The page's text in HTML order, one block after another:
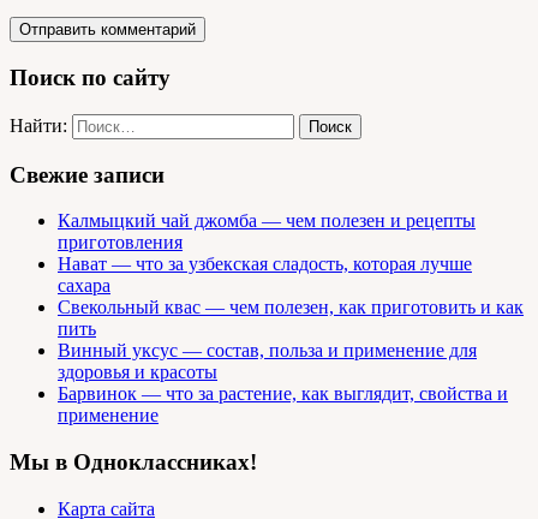
Поиск по сайту
Найти:
Свежие записи
Калмыцкий чай джомба — чем полезен и рецепты
приготовления
Нават — что за узбекская сладость, которая лучше
сахара
Свекольный квас — чем полезен, как приготовить и как
пить
Винный уксус — состав, польза и применение для
здоровья и красоты
Барвинок — что за растение, как выглядит, свойства и
применение
Мы в Одноклассниках!
Карта сайта